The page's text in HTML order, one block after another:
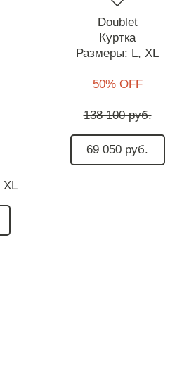
XL
Doublet
Куртка
Размеры: L, XL
50% OFF
138 100 руб.
69 050 руб.